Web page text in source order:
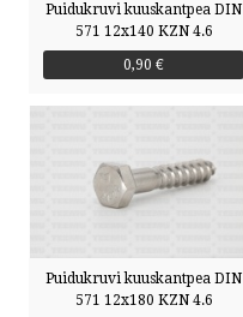
Puidukruvi kuuskantpea DIN
571 12x140 KZN 4.6
0,90 €
Puidukruvi kuuskantpea DIN
571 12x180 KZN 4.6